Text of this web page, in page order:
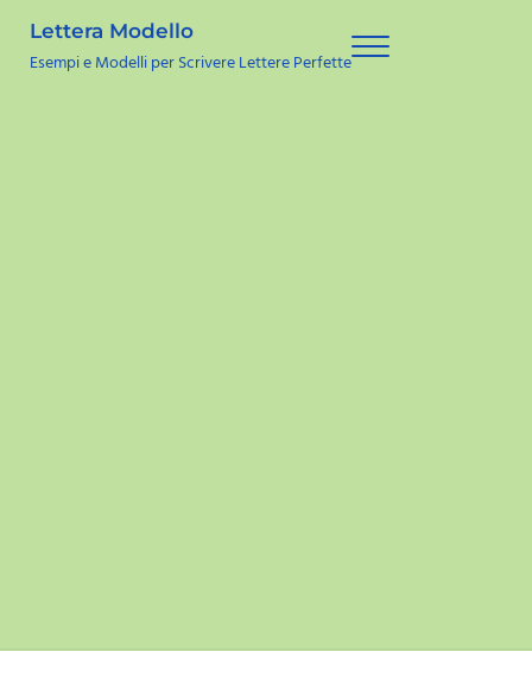
Lettera Modello
Esempi e Modelli per Scrivere Lettere Perfette Menu